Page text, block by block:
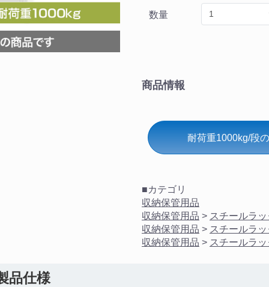
数量
商品情報
耐荷重1000kg/段
■カテゴリ
収納保管用品
収納保管用品 > スチールラ
収納保管用品 > スチールラ
収納保管用品 > スチールラ
品仕様